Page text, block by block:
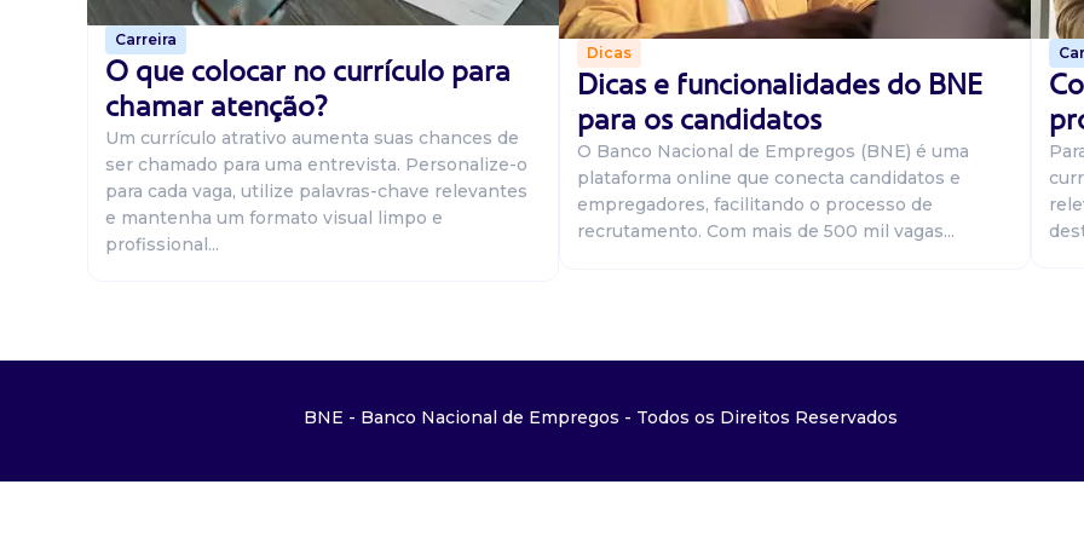
Carreira
O que colocar no currículo para
chamar atenção?
Um currículo atrativo aumenta suas chances de
ser chamado para uma entrevista. Personalize-o
para cada vaga, utilize palavras-chave relevantes
e mantenha um formato visual limpo e
profissional...
Dicas
Dicas e funcionalidades do BNE
para os candidatos
O Banco Nacional de Empregos (BNE) é uma
plataforma online que conecta candidatos e
empregadores, facilitando o processo de
recrutamento. Com mais de 500 mil vagas...
BNE - Banco Nacional de Empregos - Todos os Direitos Reservados